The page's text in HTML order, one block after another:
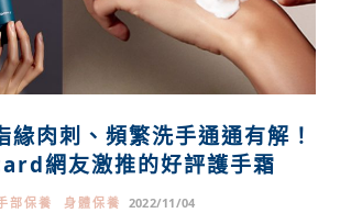
緣肉刺、頻繁洗手通通有解！
網友激推的好評護手霜
部保養 身體保養 2022/11/04